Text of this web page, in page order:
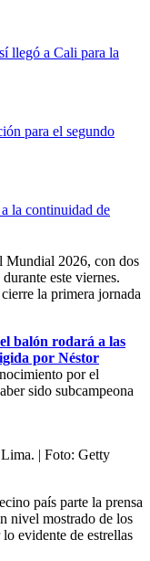
llegó a Cali para la
para el segundo
la continuidad de
Mundial 2026, con dos
este viernes.
la primera jornada
balón rodará a las
por Néstor
por el
sido subcampeona
| Foto: Getty
país parte la prensa
nivel mostrado de los
evidente de estrellas